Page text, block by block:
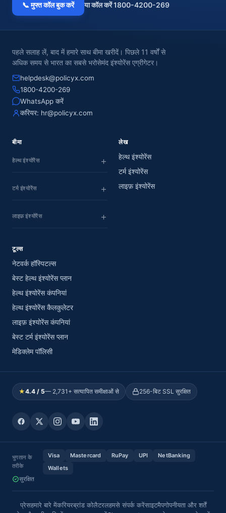
📞 मुफ्त कॉल बुक करें या कॉल करें 1800-4200-269
पहले सलाह लें, बाद में हमारे साथ बीमा खरीदें। पिछले 11 वर्षों से
अधिक समय से भारत का सबसे भरोसेमंद इंश्योरेंस एग्रीगेटर।
helpdesk@policyx.com
1800-4200-269
WhatsApp करें
करियर: hr@policyx.com
बीमा
हेल्थ इंश्योरेंस
टर्म इंश्योरेंस
लाइफ़ इंश्योरेंस
लेख
हेल्थ इंश्योरेंस
टर्म इंश्योरेंस
लाइफ़ इंश्योरेंस
टूल्स
नेटवर्क हॉस्पिटल्स
बेस्ट हेल्थ इंश्योरेंस प्लान
हेल्थ इंश्योरेंस कंपनियां
हेल्थ इंश्योरेंस कैलकुलेटर
लाइफ़ इंश्योरेंस कंपनियां
बेस्ट टर्म इंश्योरेंस प्लान
मेडिक्लेम पॉलिसी
★4.4 / 5— 2,731+ सत्यापित समीक्षाओं से 256-बिट SSL सुरक्षित
भुगतान के
तरीके
Visa Mastercard RuPay UPI
NetBanking
Wallets
सुरक्षित
प्रेसहमारे बारे मेंकरियरब्रांड कोलैटरलहमसे संपर्क करेंसाइटमैपगोपनीयता और शर्तें